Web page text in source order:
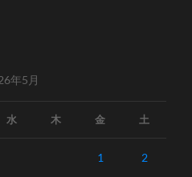
年5月
水 木 金 土
1 2